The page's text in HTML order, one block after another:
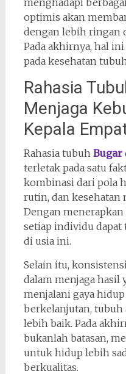
optimis akan
dengan lebih ringan
Pada akhirnya, hal
pada kesehatan
Rahasia
Menjaga
Kepala
Rahasia tubuh Bugar
terletak pada satu
kombinasi dari pola
rutin, dan kesehatan
Dengan menerapkan
setiap individu
di usia ini.
Selain itu,
dalam menjaga hasil
menjalani gaya hidup
berkelanjutan, tubuh
lebih baik. Pada
bukanlah batasan,
untuk hidup lebih
berkualitas.